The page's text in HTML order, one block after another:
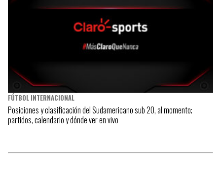
FÚTBOL INTERNACIONAL
Posiciones y clasificación del Sudamericano sub 20, al momento;
partidos, calendario y dónde ver en vivo